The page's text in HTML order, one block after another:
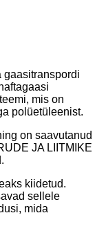
gaasitranspordi
mis on
polüetüleenist.
on saavutanud
JA LIITMIKE
kiidetud.
sellele
mida